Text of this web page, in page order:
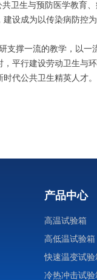
卫生与预防医学教
设成为以传染病防控
撑一流的教学，以
平行建设劳动卫生
代公共卫生精英人才。
产品中心
高温试验箱
高低温试验箱
快速温变试验
冷热冲击试验